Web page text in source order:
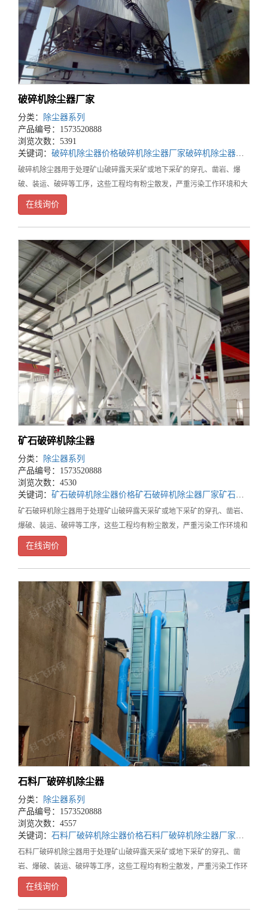
破碎机除尘器厂家
分类：
除尘器系列
产品编号：1573520888
浏览次数：5391
关键词： 破碎机除尘器价格破碎机除尘器厂家破碎机除尘器公司
破碎机除尘器用于处理矿山破碎露天采矿或地下采矿的穿孔、凿岩、爆
破、装运、破碎等工序，这些工程均有粉尘散发，严重污染工作环境和大
气环境。破碎机除尘器的工作好坏，不仅直接影响到除尘系统的可靠运
行，还关系到生产系统的正常运行、车间厂区和周边居民的
在线询价
矿石破碎机除尘器
分类：
除尘器系列
产品编号：1573520888
浏览次数：4530
关键词： 矿石破碎机除尘器价格矿石破碎机除尘器厂家矿石破碎机除尘器公司
矿石破碎机除尘器用于处理矿山破碎露天采矿或地下采矿的穿孔、凿岩、
爆破、装运、破碎等工序，这些工程均有粉尘散发，严重污染工作环境和
大气环境。破碎机除尘器的工作好坏，不仅直接影响到除尘系统的可靠运
行，还关系到生产系统的正常运行、车间厂区和周边居
在线询价
石料厂破碎机除尘器
分类：
除尘器系列
产品编号：1573520888
浏览次数：4557
关键词： 石料厂破碎机除尘器价格石料厂破碎机除尘器厂家石料厂
石料厂破碎机除尘器用于处理矿山破碎露天采矿或地下采矿的穿孔、凿
岩、爆破、装运、破碎等工序，这些工程均有粉尘散发，严重污染工作环
境和大气环境。破碎机除尘器的工作好坏，不仅直接影响到除尘系统的可
靠运行，还关系到生产系统的正常运行、车间厂区和周边
在线询价